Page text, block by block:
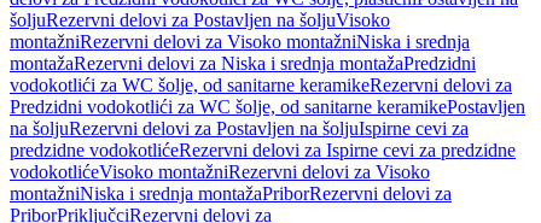
šoljuRezervni delovi za Postavljen na šoljuVisoko
montažniRezervni delovi za Visoko montažniNiska i srednja
montažaRezervni delovi za Niska i srednja montažaPredzidni
vodokotlići za WC šolje, od sanitarne keramikeRezervni delovi za
Predzidni vodokotlići za WC šolje, od sanitarne keramikePostavljen
na šoljuRezervni delovi za Postavljen na šoljuIspirne cevi za
predzidne vodokotlićeRezervni delovi za Ispirne cevi za predzidne
vodokotlićeVisoko montažniRezervni delovi za Visoko
montažniNiska i srednja montažaPriborRezervni delovi za
PriborPriključciRezervni delovi za